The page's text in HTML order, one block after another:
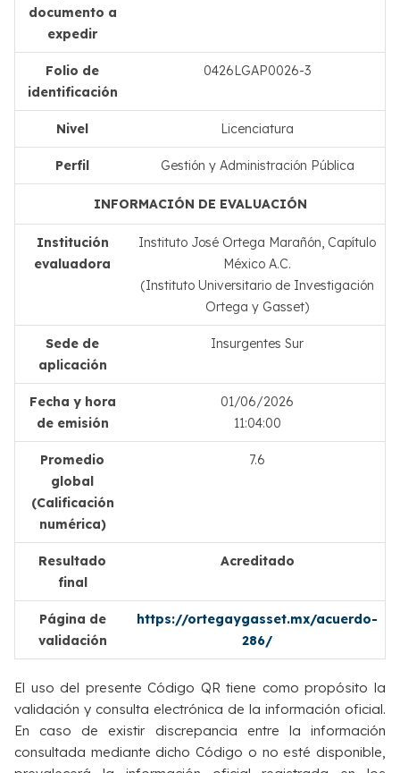
documento a
expedir
Folio de
identificación
0426LGAP0026-3
Nivel Licenciatura
Perfil Gestión y Administración Pública
INFORMACIÓN DE EVALUACIÓN
Institución
evaluadora
Instituto José Ortega Marañón, Capítulo
México A.C.
(Instituto Universitario de Investigación
Ortega y Gasset)
Sede de
aplicación
Insurgentes Sur
Fecha y hora
de emisión
01/06/2026
11:04:00
Promedio
global
(Calificación
numérica)
7.6
Resultado
final
Acreditado
Página de
validación
https://ortegaygasset.mx/acuerdo-
286/
El uso del presente Código QR tiene como propósito la
validación y consulta electrónica de la información oficial.
En caso de existir discrepancia entre la información
consultada mediante dicho Código o no esté disponible,